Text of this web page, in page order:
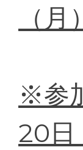
（
※参
20日